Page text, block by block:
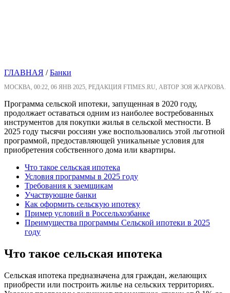
ГЛАВНАЯ /Банки
МОСКВА, 00:22, 06 ЯНВ 2025, РЕДАКЦИЯ FTIMES.RU, АВТОР ЗОЯ ЖАРКОВА.
Программа сельской ипотеки, запущенная в 2020 году,
продолжает оставаться одним из наиболее востребованных
инструментов для покупки жилья в сельской местности. В
2025 году тысячи россиян уже воспользовались этой льготной
программой, предоставляющей уникальные условия для
приобретения собственного дома или квартиры.
Что такое сельская ипотека
Условия программы в 2025 году
Требования к заемщикам
Участвующие банки
Как оформить сельскую ипотеку
Пример условий в Россельхозбанке
Преимущества программы Сельской ипотеки в 2025
году
Что такое сельская ипотека
Сельская ипотека предназначена для граждан, желающих
приобрести или построить жилье на сельских территориях.